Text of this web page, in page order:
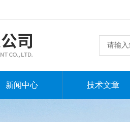
新闻中心 技术文章